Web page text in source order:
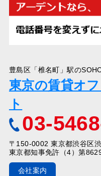
豊島区「椎名町」駅の
東京の賃貸オ
ト
03-
〒150-0002 東京都渋谷区
東京都知事免許（4）第
会社案内